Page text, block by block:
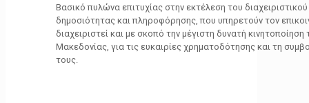
Βασικό πυλώνα επιτυχίας στην εκτέλεση του
δημοσιότητας και πληροφόρησης, που υπηρετούν τον
διαχειριστεί και με σκοπό την μέγιστη δυνατή
Μακεδονίας, για τις ευκαιρίες χρηματοδότησης και τη
τους.